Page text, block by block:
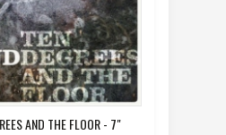
AND THE FLOOR - 7"